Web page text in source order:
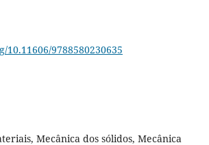
10.11606/9788580230635
Mecânica dos sólidos, Mecânica